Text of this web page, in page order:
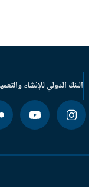
البنك الدولي للإنشاء